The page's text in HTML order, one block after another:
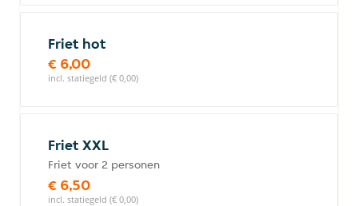
Friet hot
€ 6,00
incl. statiegeld (€ 0,00)
Friet XXL
Friet voor 2 personen
€ 6,50
incl. statiegeld (€ 0,00)